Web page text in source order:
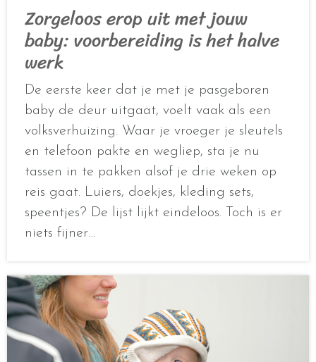
Zorgeloos erop uit met jouw
baby: voorbereiding is het halve
werk
De eerste keer dat je met je pasgeboren
baby de deur uitgaat, voelt vaak als een
volksverhuizing. Waar je vroeger je sleutels
en telefoon pakte en wegliep, sta je nu
tassen in te pakken alsof je drie weken op
reis gaat. Luiers, doekjes, kleding sets,
speentjes? De lijst lijkt eindeloos. Toch is er
niets fijner…